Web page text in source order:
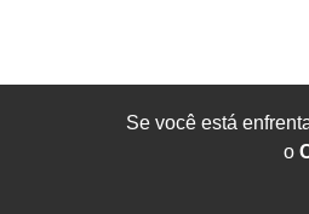
Se você está
o